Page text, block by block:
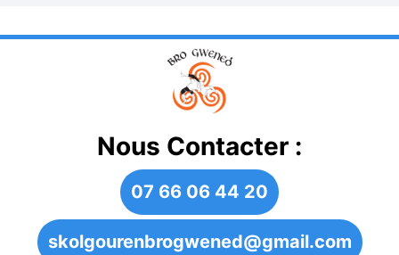
Nous Contacter :
07 66 06 44 20
skolgourenbrogwened@gmail.com